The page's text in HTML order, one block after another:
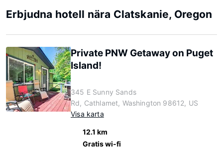
Erbjudna hotell nära Clatskanie, Oregon
Private PNW Getaway on Puget
Island!
345 E Sunny Sands
Rd, Cathlamet, Washington 98612, US
Visa karta
12.1 km
Gratis wi-fi